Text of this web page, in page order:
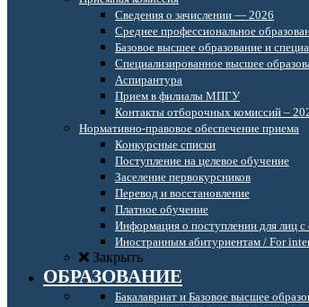
Сведения о зачислении — 2026
Среднее профессиональное
Базовое высшее образование и
Специализированное высшее
Аспирантура
Прием в филиалы МПГУ
Контакты отборочных комиссий –
Нормативно-правовое обеспечение приема
Конкурсные списки
Поступление на целевое обучение
Заселение первокурсников
Перевод и восстановление
Платное обучение
Информация о поступлении для лиц
Иностранным абитуриентам / For
Закрыть
ОБРАЗОВАНИЕ
Бакалавриат и Базовое высшее